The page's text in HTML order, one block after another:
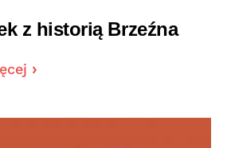
z historią Brzeźna